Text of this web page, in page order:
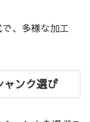
、多様な加工
ャンク選び